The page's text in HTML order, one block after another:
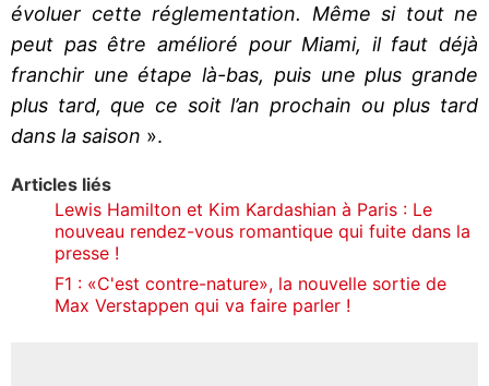
évoluer cette réglementation. Même si tout ne
peut pas être amélioré pour Miami, il faut déjà
franchir une étape là-bas, puis une plus grande
plus tard, que ce soit l’an prochain ou plus tard
dans la saison ».
Articles liés
Lewis Hamilton et Kim Kardashian à Paris : Le
nouveau rendez-vous romantique qui fuite dans la
presse !
F1 : «C'est contre-nature», la nouvelle sortie de
Max Verstappen qui va faire parler !